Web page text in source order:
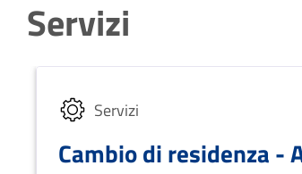
Servizi
Servizi
Cambio di residenza -